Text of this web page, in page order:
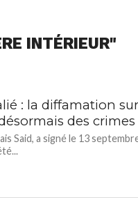
INTÉRIEUR"
: la diffamation
des crimes
Said, a signé le 13